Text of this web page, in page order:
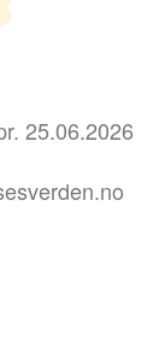
25.06.2026